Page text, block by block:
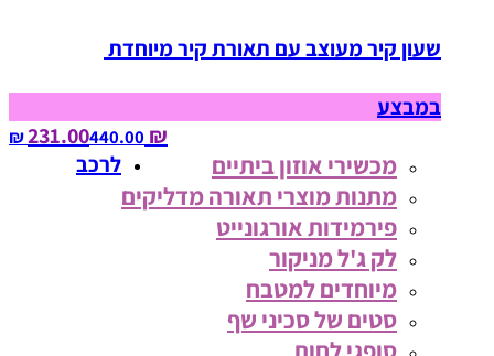
שעון קיר מעוצב עם תאורת קיר מיוחדת
במבצע
₪ 231.00
440.00‏ ₪
מכשירי אוזון ביתיים
מתנות מוצרי תאורה מדליקים
פירמידות אורגונייט
לק ג'ל מניקור
מיוחדים למטבח
סטים של סכיני שף
לרכב